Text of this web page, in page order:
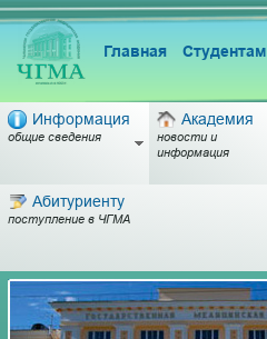
Главная Студентам
Информация
общие сведения
Академия
новости и
информация
Абитуриенту
поступление в ЧГМА